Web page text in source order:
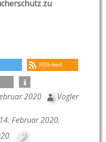
zu
RSS-feed
2020 Vogler
14. Februar 2020,
,